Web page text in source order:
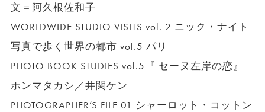
文＝阿久根佐和子
WORLDWIDE STUDIO VISITS vol. 2 ニック・ナイト
写真で歩く世界の都市 vol.5 パリ
PHOTO BOOK STUDIES vol.5『 セーヌ左岸の恋』
ホンマタカシ／井関ケン
PHOTOGRAPHER’S FILE 01 シャーロット・コットン